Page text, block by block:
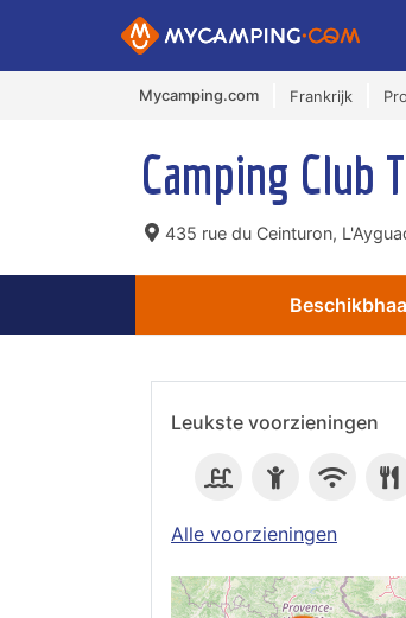
Mycamping.com Frankrijk
Camping Club
435 rue du Ceinturon,
Leukste voorzieningen
Alle voorzieningen